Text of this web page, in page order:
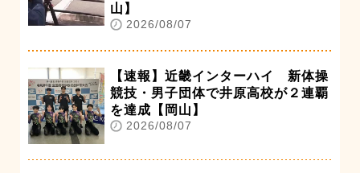
山】
2026/08/07
【速報】近畿インターハイ 新体操
競技・男子団体で井原高校が２連覇
を達成【岡山】
2026/08/07